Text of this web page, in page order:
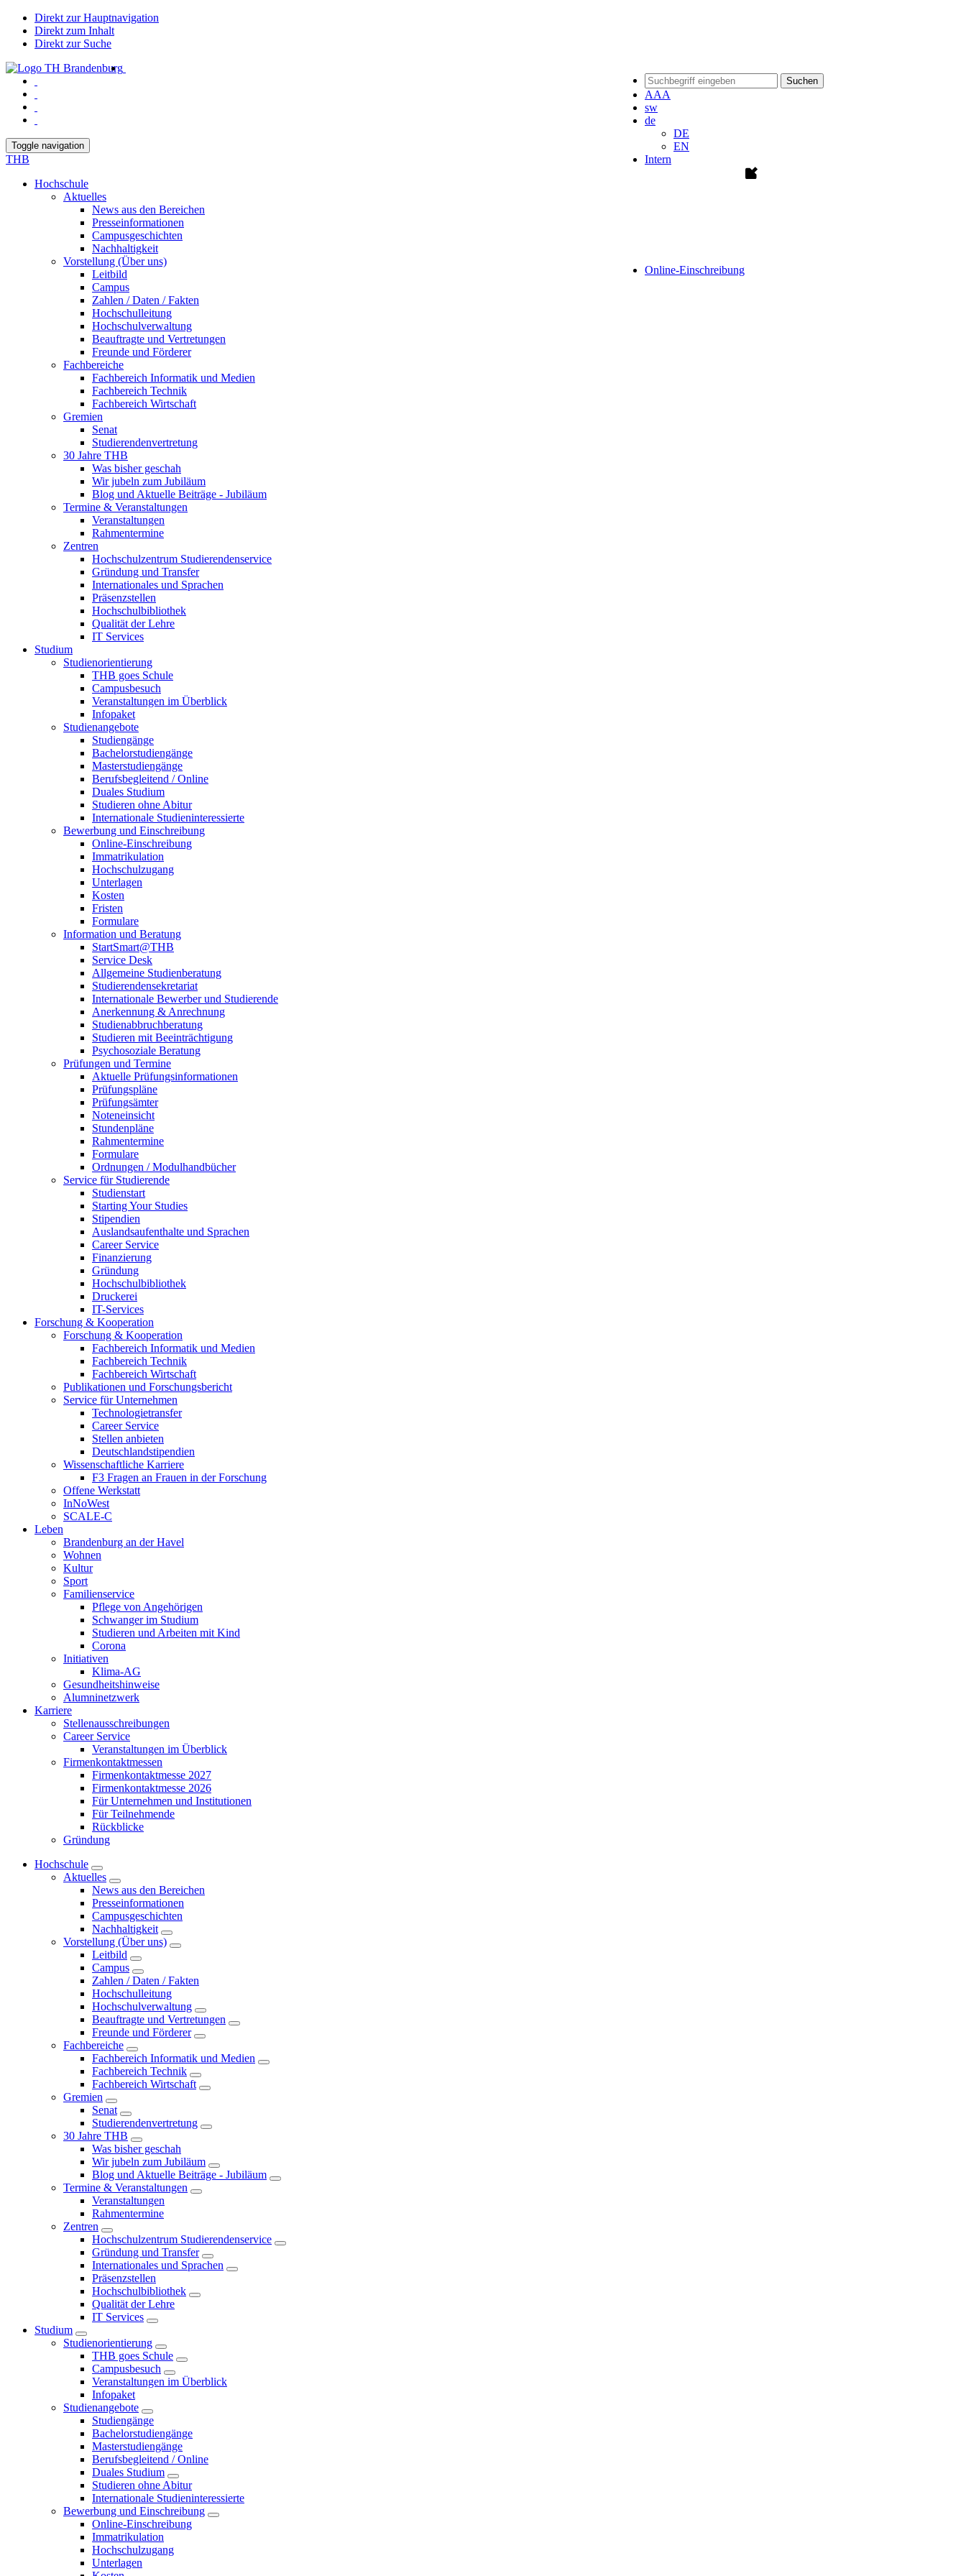
Direkt zur Hauptnavigation
Direkt zum Inhalt
Direkt zur Suche
Suchen
AAA
sw
de
DE
EN
Intern
Online-Einschreibung
Toggle navigation
THB
Hochschule
Aktuelles
News aus den Bereichen
Presseinformationen
Campusgeschichten
Nachhaltigkeit
Vorstellung (Über uns)
Leitbild
Campus
Zahlen / Daten / Fakten
Hochschulleitung
Hochschulverwaltung
Beauftragte und Vertretungen
Freunde und Förderer
Fachbereiche
Fachbereich Informatik und Medien
Fachbereich Technik
Fachbereich Wirtschaft
Gremien
Senat
Studierendenvertretung
30 Jahre THB
Was bisher geschah
Wir jubeln zum Jubiläum
Blog und Aktuelle Beiträge - Jubiläum
Termine & Veranstaltungen
Veranstaltungen
Rahmentermine
Zentren
Hochschulzentrum Studierendenservice
Gründung und Transfer
Internationales und Sprachen
Präsenzstellen
Hochschulbibliothek
Qualität der Lehre
IT Services
Studium
Studienorientierung
THB goes Schule
Campusbesuch
Veranstaltungen im Überblick
Infopaket
Studienangebote
Studiengänge
Bachelorstudiengänge
Masterstudiengänge
Berufsbegleitend / Online
Duales Studium
Studieren ohne Abitur
Internationale Studieninteressierte
Bewerbung und Einschreibung
Online-Einschreibung
Immatrikulation
Hochschulzugang
Unterlagen
Kosten
Fristen
Formulare
Information und Beratung
StartSmart@THB
Service Desk
Allgemeine Studienberatung
Studierendensekretariat
Internationale Bewerber und Studierende
Anerkennung & Anrechnung
Studienabbruchberatung
Studieren mit Beeinträchtigung
Psychosoziale Beratung
Prüfungen und Termine
Aktuelle Prüfungsinformationen
Prüfungspläne
Prüfungsämter
Noteneinsicht
Stundenpläne
Rahmentermine
Formulare
Ordnungen / Modulhandbücher
Service für Studierende
Studienstart
Starting Your Studies
Stipendien
Auslandsaufenthalte und Sprachen
Career Service
Finanzierung
Gründung
Hochschulbibliothek
Druckerei
IT-Services
Forschung & Kooperation
Forschung & Kooperation
Fachbereich Informatik und Medien
Fachbereich Technik
Fachbereich Wirtschaft
Publikationen und Forschungsbericht
Service für Unternehmen
Technologietransfer
Career Service
Stellen anbieten
Deutschlandstipendien
Wissenschaftliche Karriere
F3 Fragen an Frauen in der Forschung
Offene Werkstatt
InNoWest
SCALE-C
Leben
Brandenburg an der Havel
Wohnen
Kultur
Sport
Familienservice
Pflege von Angehörigen
Schwanger im Studium
Studieren und Arbeiten mit Kind
Corona
Initiativen
Klima-AG
Gesundheitshinweise
Alumninetzwerk
Karriere
Stellenausschreibungen
Career Service
Veranstaltungen im Überblick
Firmenkontaktmessen
Firmenkontaktmesse 2027
Firmenkontaktmesse 2026
Für Unternehmen und Institutionen
Für Teilnehmende
Rückblicke
Gründung
Hochschule
Aktuelles
News aus den Bereichen
Presseinformationen
Campusgeschichten
Nachhaltigkeit
Vorstellung (Über uns)
Leitbild
Campus
Zahlen / Daten / Fakten
Hochschulleitung
Hochschulverwaltung
Beauftragte und Vertretungen
Freunde und Förderer
Fachbereiche
Fachbereich Informatik und Medien
Fachbereich Technik
Fachbereich Wirtschaft
Gremien
Senat
Studierendenvertretung
30 Jahre THB
Was bisher geschah
Wir jubeln zum Jubiläum
Blog und Aktuelle Beiträge - Jubiläum
Termine & Veranstaltungen
Veranstaltungen
Rahmentermine
Zentren
Hochschulzentrum Studierendenservice
Gründung und Transfer
Internationales und Sprachen
Präsenzstellen
Hochschulbibliothek
Qualität der Lehre
IT Services
Studium
Studienorientierung
THB goes Schule
Campusbesuch
Veranstaltungen im Überblick
Infopaket
Studienangebote
Studiengänge
Bachelorstudiengänge
Masterstudiengänge
Berufsbegleitend / Online
Duales Studium
Studieren ohne Abitur
Internationale Studieninteressierte
Bewerbung und Einschreibung
Online-Einschreibung
Immatrikulation
Hochschulzugang
Unterlagen